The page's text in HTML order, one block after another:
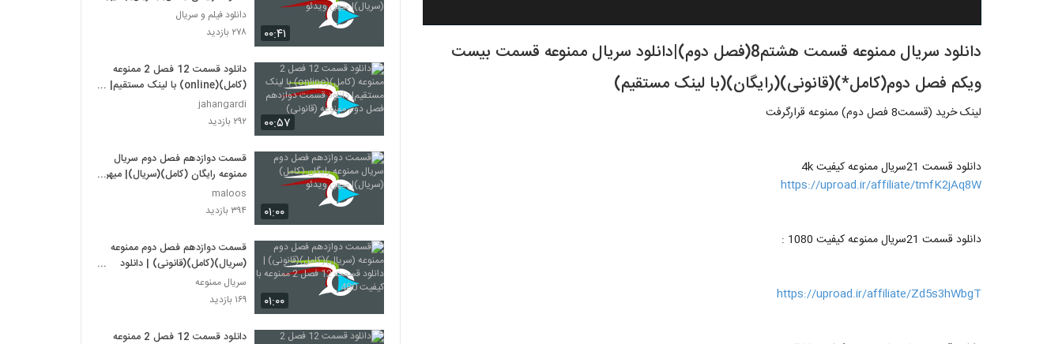
دانلود سریال ممنوعه قسمت هشتم8(فصل دوم)|دانلود سریال ممنوعه قسمت بیست
ویکم فصل دوم(کامل*)(قانونی)(رایگان)(با لینک مستقیم)
لینک خرید (قسمت8 فصل دوم) ممنوعه قرارگرفت
دانلود قسمت 21سریال ممنوعه کیفیت 4k
https://uproad.ir/affiliate/tmfK2jAq8W
دانلود قسمت 21سریال ممنوعه کیفیت 1080 :
https://uproad.ir/affiliate/Zd5s3hWbgT
۰۰:۴۱
ویدئو
دانلود فیلم و سریال
۲۷۸ بازدید
۰۰:۵۷
دانلود قسمت 12 فصل 2 ممنوعه
(کامل)(online) با لینک مستقیم|
دانلود قسمت دوازدهم فصل دوم
ممنوعه (قانونی)
jahangardi
۲۹۲ بازدید
۰۱:۰۰
قسمت دوازدهم فصل دوم سريال
ممنوعه رايگان (کامل)(سريال)| میهن
ویدئو
maloos
۳۹۴ بازدید
۰۱:۰۰
قسمت دوازدهم فصل دوم ممنوعه
(سریال)(کامل)(قانونی) | دانلود
480
سریال ممنوعه
۱۶۹ بازدید
دانلود قسمت 12 فصل 2 ممنوعه